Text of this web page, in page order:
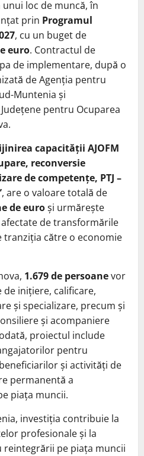
loc de muncă, în
prin Programul
, cu un buget de
euro. Contractul de
de implementare, după o
de Agenția pentru
Muntenia și
pentru Ocuparea
capacității AJOFM
reconversie
de competențe, PTJ –
, are o valoare totală de
de euroși urmărește
de transformările
tranziția către o economie
1.679 de persoanevor
de inițiere, calificare,
și specializare, precum și
și acompaniere
proiectul include
pentru
și activități de
permanentă a
piața muncii.
investiția contribuie la
profesionale și la
pe piața muncii